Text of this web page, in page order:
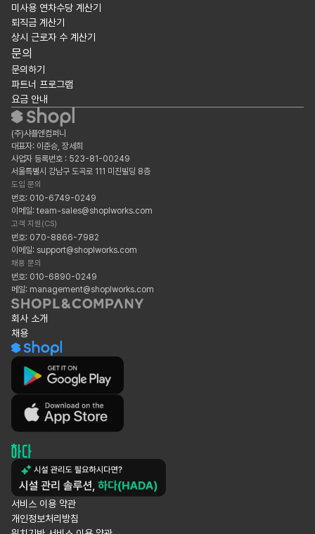
미사용 연차수당 계산기
퇴직금 계산기
상시 근로자 수 계산기
문의
문의하기
파트너 프로그램
요금 안내
(주)샤플앤컴퍼니
대표자: 이준승, 장세희
사업자 등록번호 : 523-81-00249
서울특별시 강남구 도곡로 111 미진빌딩 8층
도입 문의
번호: 010-6749-0249
이메일: team-sales@shoplworks.com
고객 지원(CS)
번호: 070-8866-7982
이메일: support@shoplworks.com
채용 문의
번호: 010-6890-0249
메일: management@shoplworks.com
회사 소개
채용
서비스 이용 약관
개인정보처리방침